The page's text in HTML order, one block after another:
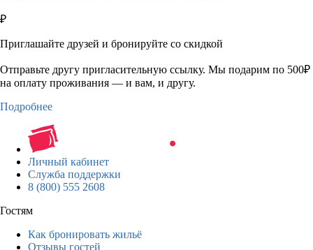
₽
Приглашайте друзей и бронируйте со скидкой
Отправьте другу пригласительную ссылку. Мы подарим по 500₽
на оплату проживания — и вам, и другу.
Подробнее
Личный кабинет
Служба поддержки
8 (800) 555 2608
Гостям
Как бронировать жильё
Отзывы гостей